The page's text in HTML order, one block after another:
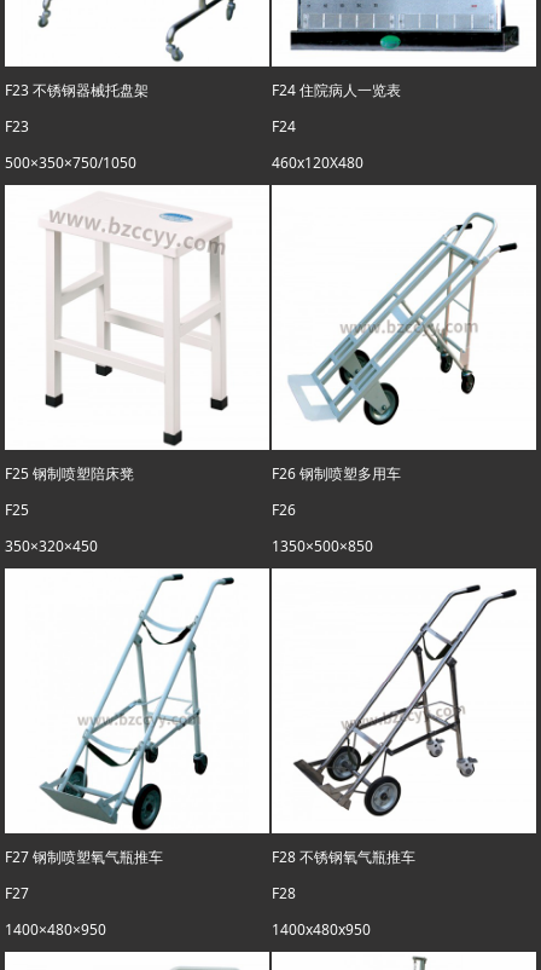
F23 不锈钢器械托盘架
F23
500×350×750/1050
F24 住院病人一览表
F24
460x120X480
F25 钢制喷塑陪床凳
F25
350×320×450
F26 钢制喷塑多用车
F26
1350×500×850
F27 钢制喷塑氧气瓶推车
F27
1400×480×950
F28 不锈钢氧气瓶推车
F28
1400x480x950